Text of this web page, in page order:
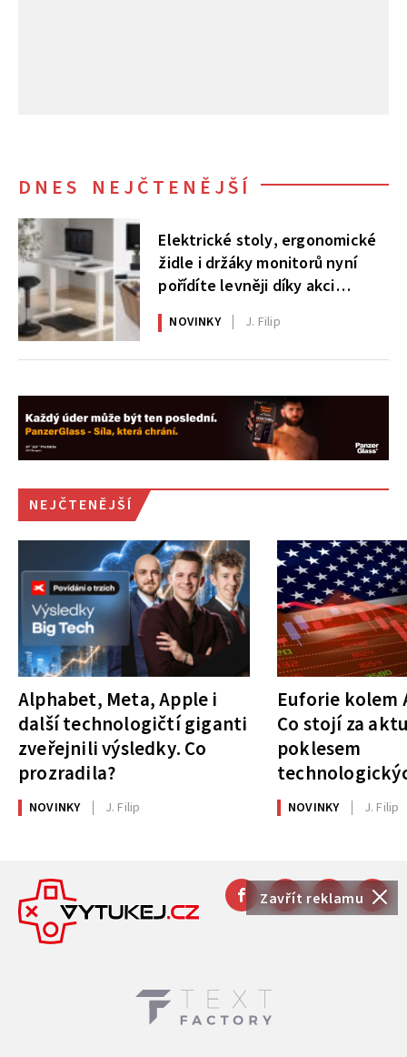
Zavřít reklamu
DNES NEJČTENĚJŠÍ
Elektrické stoly, ergonomické
židle i držáky monitorů nyní
pořídíte levněji díky akci
AlzaErgo
NOVINKY J. Filip
NEJČTENĚJŠÍ
Alphabet, Meta, Apple i
další technologičtí giganti
zveřejnili výsledky. Co
prozradila?
NOVINKY J. Filip
Euforie kolem
Co stojí za
poklesem
NOVINKY J. Filip